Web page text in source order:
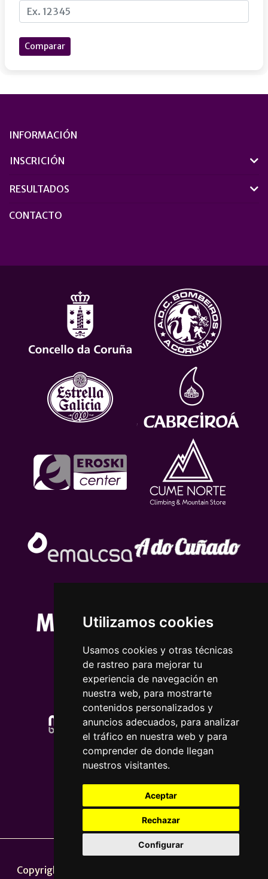
Utilizamos cookies
Usamos cookies y otras técnicas
de rastreo para mejorar tu
experiencia de navegación en
nuestra web, para mostrarte
contenidos personalizados y
anuncios adecuados, para analizar
el tráfico en nuestra web y para
comprender de donde llegan
nuestros visitantes.
Aceptar
Rechazar
Configurar
Comparar
INFORMACIÓN
INSCRICIÓN
RESULTADOS
CONTACTO
Nota legal|Política de privacidade
Copyright © 2026 | Powered by